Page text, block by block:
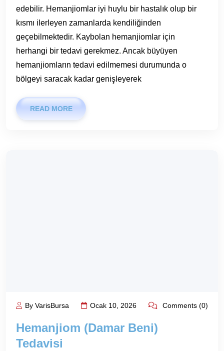
edebilir. Hemanjiomlar iyi huylu bir hastalık olup bir
kısmı ilerleyen zamanlarda kendiliğinden
geçebilmektedir. Kaybolan hemanjiomlar için
herhangi bir tedavi gerekmez. Ancak büyüyen
hemanjiomların tedavi edilmemesi durumunda o
bölgeyi saracak kadar genişleyerek
READ MORE
By VarisBursa Ocak 10, 2026 Comments (0)
Hemanjiom (Damar Beni)
Tedavisi